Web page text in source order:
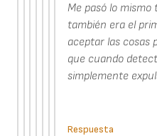
Me pasó lo
también era el
aceptar las cosas
que cuando
simplemente
Respuesta